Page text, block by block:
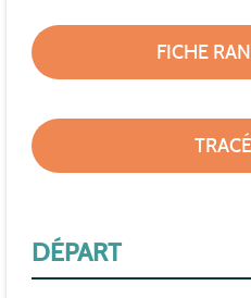
FICHE
DÉPART